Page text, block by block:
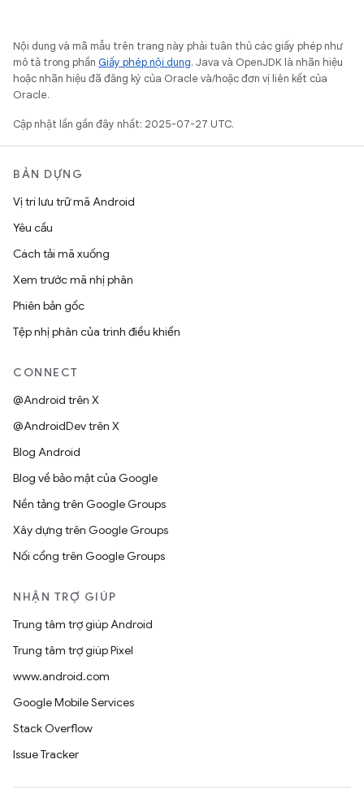
Nội dung và mã mẫu trên trang này phải tuân thủ các giấy phép như
mô tả trong phần Giấy phép nội dung. Java và OpenJDK là nhãn hiệu
hoặc nhãn hiệu đã đăng ký của Oracle và/hoặc đơn vị liên kết của
Oracle.
Cập nhật lần gần đây nhất: 2025-07-27 UTC.
BẢN DỰNG
Vị trí lưu trữ mã Android
Yêu cầu
Cách tải mã xuống
Xem trước mã nhị phân
Phiên bản gốc
Tệp nhị phân của trình điều khiển
CONNECT
@Android trên X
@AndroidDev trên X
Blog Android
Blog về bảo mật của Google
Nền tảng trên Google Groups
Xây dựng trên Google Groups
Nối cổng trên Google Groups
NHẬN TRỢ GIÚP
Trung tâm trợ giúp Android
Trung tâm trợ giúp Pixel
www.android.com
Google Mobile Services
Stack Overflow
Issue Tracker